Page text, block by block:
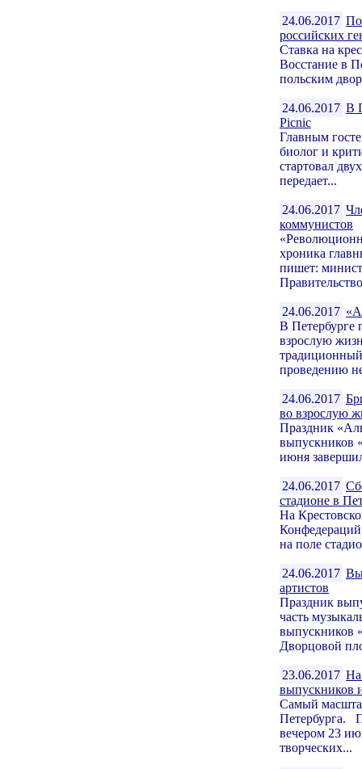
24.06.2017
российских
Ставка на
Восстание в
польским
24.06.2017 В
Picnic
Главным
биолог и
стартовал
передает...
24.06.2017
коммунистов
хроника
пишет:
24.06.2017
В Петербурге
взрослую
проведению
24.06.2017
во взрослую
Праздник
выпускников
июня
24.06.2017
стадионе в
На
на поле
24.06.2017
артистов
Праздник
часть
выпускников
Дворцовой
23.06.2017 На
выпускников
Самый
Петербурга.
вечером 23
творческих...